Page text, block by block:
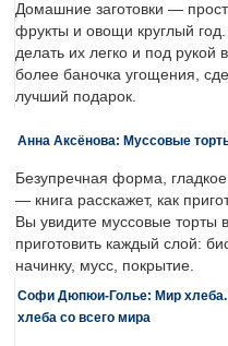
Домашние заготовки —
фрукты и овощи круглый
делать их легко и под рукой
более баночка угощения,
лучший подарок.
Анна Аксёнова: Муссовые
Безупречная форма,
— книга расскажет, как
Вы увидите муссовые торты
приготовить каждый слой:
начинку, мусс, покрытие.
Софи Дюпюи-Голье: Мир хлеба.
хлеба со всего мира